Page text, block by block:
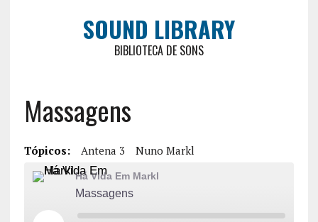
SOUND LIBRARY
BIBLIOTECA DE SONS
Massagens
Tópicos: Antena 3 Nuno Markl
Há Vida Em Markl
Massagens